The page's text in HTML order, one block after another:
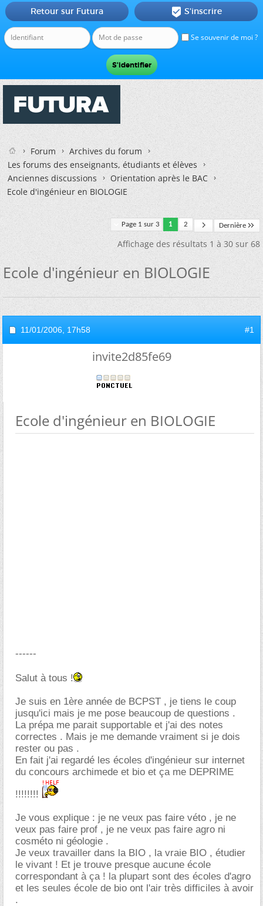
Se souvenir de moi ?
Retour sur Futura  S'inscrire
Forum
Archives du forum
Les forums des enseignants, étudiants et élèves
Anciennes discussions
Orientation après le BAC
Ecole d'ingénieur en BIOLOGIE
Page 1 sur 3 1 2 Dernière
Affichage des résultats 1 à 30 sur 68
Ecole d'ingénieur en BIOLOGIE
11/01/2006, 17h58 #1
invite2d85fe69
Ecole d'ingénieur en BIOLOGIE
------
Salut à tous !
Je suis en 1ère année de BCPST , je tiens le coup
jusqu'ici mais je me pose beaucoup de questions .
La prépa me parait supportable et j'ai des notes
correctes . Mais je me demande vraiment si je dois
rester ou pas .
En fait j'ai regardé les écoles d'ingénieur sur internet
du concours archimede et bio et ça me DEPRIME
!!!!!!!!
Je vous explique : je ne veux pas faire véto , je ne
veux pas faire prof , je ne veux pas faire agro ni
cosméto ni géologie .
Je veux travailler dans la BIO , la vraie BIO , étudier
le vivant ! Et je trouve presque aucune école
correspondant à ça ! la plupart sont des écoles d'agro
et les seules école de bio ont l'air très difficiles à avoir
.